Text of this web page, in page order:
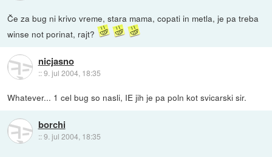
Če za bug ni krivo vreme, stara mama, copati in metla, je pa treba
winse not porinat, rajt?
nicjasno
::9. jul 2004, 18:35
Whatever... 1 cel bug so nasli, IE jih je pa poln kot svicarski sir.
borchi
::9. jul 2004, 18:35